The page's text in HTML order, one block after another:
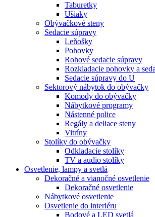
Taburetky
Ušiaky
Obývačkové steny
Sedacie súpravy
Leňošky
Pohovky
Rohové sedacie súpravy
Rozkladacie pohovky a
Sedacie súpravy do U
Sektorový nábytok do obývačky
Komody do obývačky
Nábytkové programy
Nástenné police
Regály a deliace steny
Vitríny
Stolíky do obývačky
Odkladacie stolíky
TV a audio stolíky
Osvetlenie, lampy a svetlá
Dekoračné a vianočné osvetlenie
Dekoračné osvetlenie
Nábytkové osvetlenie
Osvetlenie do interiéru
Bodové a LED svetlá